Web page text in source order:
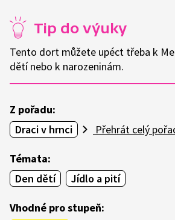
Tip do výuky
Tento dort můžete upéct třeba k
dětí nebo k narozeninám.
Z pořadu:
Draci v hrnci
Přehrát celý
Témata:
Den dětí
Jídlo a pití
Vhodné pro stupeň: